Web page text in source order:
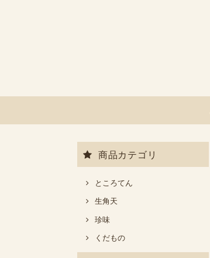
商品カテゴリ
ところてん
生角天
珍味
くだもの